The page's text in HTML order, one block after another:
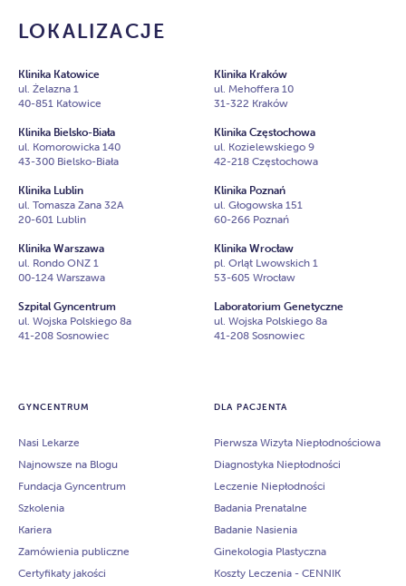
GYNCENTRUM
Nasi Lekarze
Najnowsze na Blogu
Fundacja Gyncentrum
Szkolenia
Kariera
Zamówienia publiczne
Certyfikaty jakości
DLA PACJENTA
Pierwsza Wizyta Niepłodnościowa
Diagnostyka Niepłodności
Leczenie Niepłodności
Badania Prenatalne
Badanie Nasienia
Ginekologia Plastyczna
Koszty Leczenia - CENNIK
LOKALIZACJE
Klinika Katowice
ul. Żelazna 1
40-851 Katowice
Klinika Kraków
ul. Mehoffera 10
31-322 Kraków
Klinika Bielsko-Biała
ul. Komorowicka 140
43-300 Bielsko-Biała
Klinika Częstochowa
ul. Kozielewskiego 9
42-218 Częstochowa
Klinika Lublin
ul. Tomasza Zana 32A
20-601 Lublin
Klinika Poznań
ul. Głogowska 151
60-266 Poznań
Klinika Warszawa
ul. Rondo ONZ 1
00-124 Warszawa
Klinika Wrocław
pl. Orląt Lwowskich 1
53-605 Wrocław
Szpital Gyncentrum
ul. Wojska Polskiego 8a
41-208 Sosnowiec
Laboratorium Genetyczne
ul. Wojska Polskiego 8a
41-208 Sosnowiec